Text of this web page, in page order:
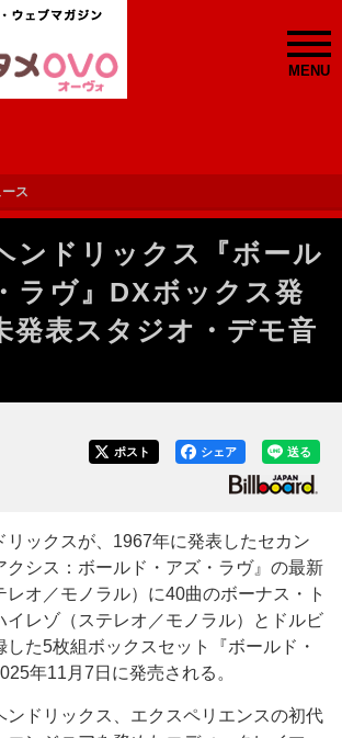
MENU
ス
ンドリックス『ボール
ラヴ』DXボックス発
発表スタジオ・デモ音
送る
シェア
ポスト
ックスが、1967年に発表したセカン
クシス：ボールド・アズ・ラヴ』の最新
レオ／モノラル）に40曲のボーナス・ト
イレゾ（ステレオ／モノラル）とドルビ
した5枚組ボックスセット『ボールド・
年11月7日に発売される。
ドリックス、エクスペリエンスの初代